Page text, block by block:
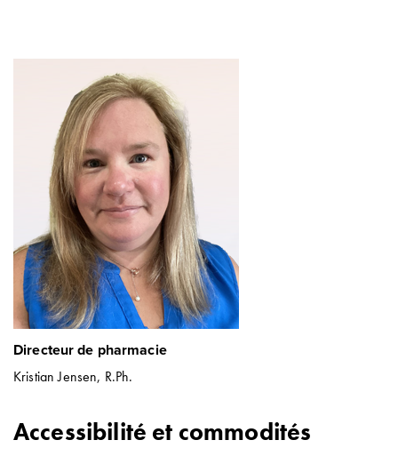
Directeur de pharmacie
Kristian Jensen, R.Ph.
Accessibilité et commodités